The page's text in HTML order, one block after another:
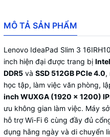
Touchpad
Case Color
MÔ TẢ SẢN PHẨM
Lenovo IdeaPad Slim 3
inch hiện đại được trang bị
DDR5 và SSD 512GB PCIe 4.0,
học tập, làm việc văn phòng,
inch WUXGA (1920 x 1200)
ưu không gian làm việc. Máy
hỗ trợ Wi-Fi 6 cùng đầy đủ
dụng hằng ngày và di chuyển